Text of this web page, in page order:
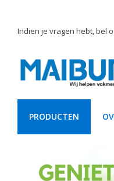
Indien je vragen hebt, bel
PRODUCTEN